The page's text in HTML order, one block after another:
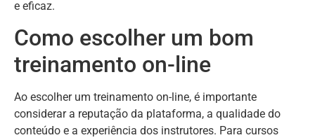
e eficaz.
Como escolher um bom
treinamento on-line
Ao escolher um treinamento on-line, é importante
considerar a reputação da plataforma, a qualidade do
conteúdo e a experiência dos instrutores. Para cursos